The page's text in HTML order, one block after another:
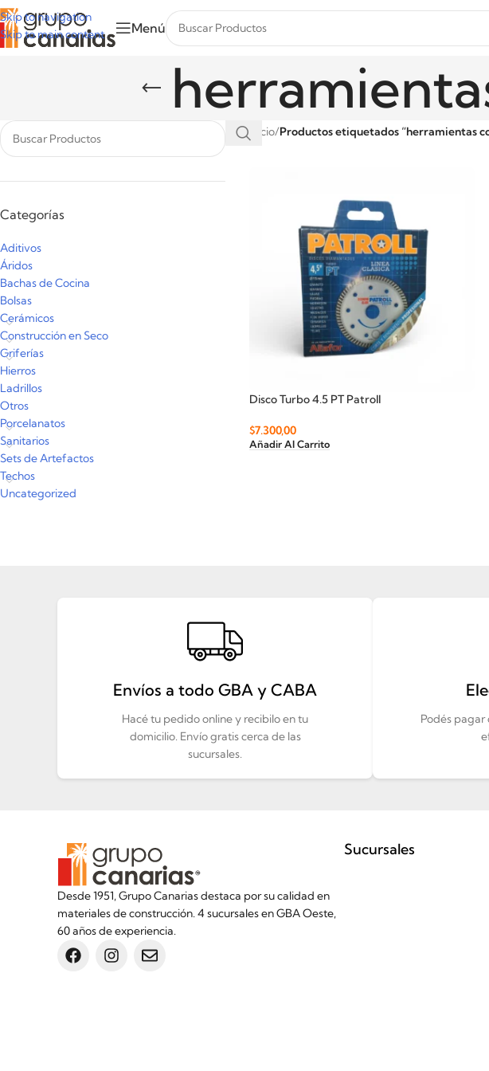
Skip to navigation
Skip to main content
Menú
Categorías
Aditivos
Áridos
Bachas de Cocina
Bolsas
Cerámicos
Construcción en Seco
Griferías
Hierros
Ladrillos
Otros
Porcelanatos
Sanitarios
Sets de Artefactos
Techos
Uncategorized
Inicio/Productos etiquetados “herramientas
Disco Turbo 4.5 PT Patroll
$7.300,00
Añadir Al Carrito
Envíos a todo GBA y CABA
Hacé tu pedido online y recibilo en tu
domicilio. Envío gratis cerca de las
sucursales.
Podés
Desde 1951, Grupo Canarias destaca por su calidad en
materiales de construcción. 4 sucursales en GBA Oeste,
60 años de experiencia.
Sucursales